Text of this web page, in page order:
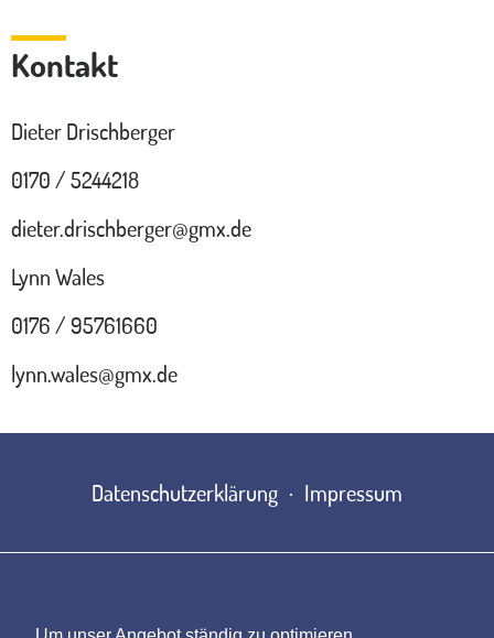
Kontakt
Dieter Drischberger
0170 / 5244218
dieter.drischberger@gmx.de
Lynn Wales
0176 / 95761660
lynn.wales@gmx.de
Datenschutzerklärung Impressum